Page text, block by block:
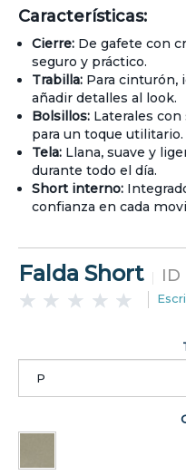
Características:
Cierre: De gafete con
seguro y práctico.
Trabilla: Para cinturón,
añadir detalles al look.
Bolsillos: Laterales
para un toque utilitario.
Tela: Llana, suave y
durante todo el día.
Short interno:
confianza en cada
Falda Short ID